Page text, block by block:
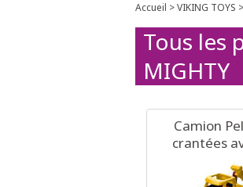
Accueil >VIKING TOYS >
Tous les
MIGHTY
Camion
crantées